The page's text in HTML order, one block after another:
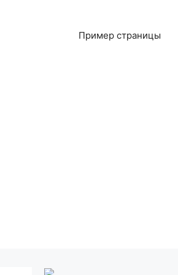
Пример страницы